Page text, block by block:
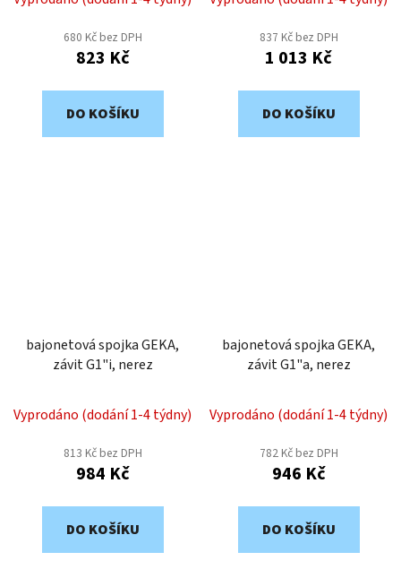
680 Kč bez DPH
823 Kč
DO KOŠÍKU
837 Kč bez DPH
1 013 Kč
DO KOŠÍKU
bajonetová spojka GEKA,
závit G1"i, nerez
Vyprodáno (dodání 1-4 týdny)
813 Kč bez DPH
984 Kč
DO KOŠÍKU
bajonetová spojka GEKA,
závit G1"a, nerez
Vyprodáno (dodání 1-4 týdny)
782 Kč bez DPH
946 Kč
DO KOŠÍKU